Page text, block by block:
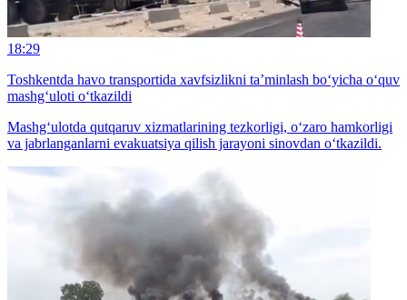
18:29
Toshkentda havo transportida xavfsizlikni ta’minlash bo‘yicha o‘quv
mashg‘uloti o‘tkazildi
Mashg‘ulotda qutqaruv xizmatlarining tezkorligi, o‘zaro hamkorligi
va jabrlanganlarni evakuatsiya qilish jarayoni sinovdan o‘tkazildi.